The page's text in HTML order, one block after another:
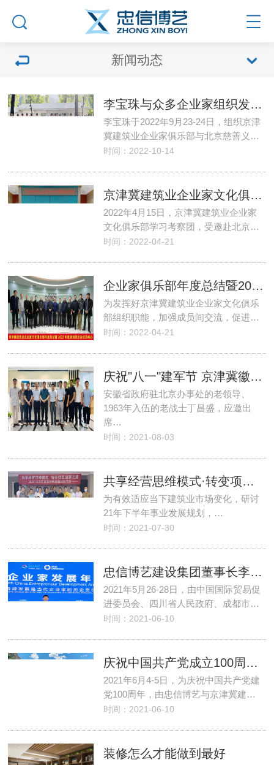
新闻动态
李宝珠与众多企业家组织发起迎国庆红色之旅与公益之行活动圆满成功
李宝珠于2022年9月23-24日，组织京津
冀建筑业企业家俱乐部与北京慈善义…
时间：2022-10-14
京津冀建筑业企业家文化俱乐部成员企业走访考察交流活动
2022年4月15日，京津冀建筑业企业家
文化俱乐部学习考察团，受邀赴北京…
时间：2022-04-21
企业家俱乐部年度总结暨2022年度规划座谈会·在北京领先未来集团党建会议室举行
为发挥好京津冀建筑业企业家文化俱乐
部组织职能，加强成员间交流，促进…
时间：2022-04-21
庆祝"八一"建军节 京津冀徽商建筑业企业家文化俱乐部在北京卓优建设集团会议室举行座谈会
安徽省政府驻北京办事处的老领导、
1963年入伍的老战士丁昌盛，应邀出
席…
时间：2021-08-03
共享经营思维模式·转变项目运营之道—装家联盟举办2021装饰精英座谈交流会圆满成功
为有效适应当下建筑业市场变化，研讨
21年下半年事业发展规划，…
时间：2021-07-30
忠信博艺建设集团董事长李宝珠应邀出席第八届中国企业家发展年会并获奖
2021年5月26-28日，由中国国际贸易促
进委员会、四川省人民政府、成都市…
时间：2021-06-10
庆祝中国共产党成立100周年暨红色之旅与公益之行活动圆满成功
2021年6月4-5日，为庆祝中国共产党建
党100周年，由忠信博艺与京津冀建…
时间：2021-06-10
装修怎么才能做到最好